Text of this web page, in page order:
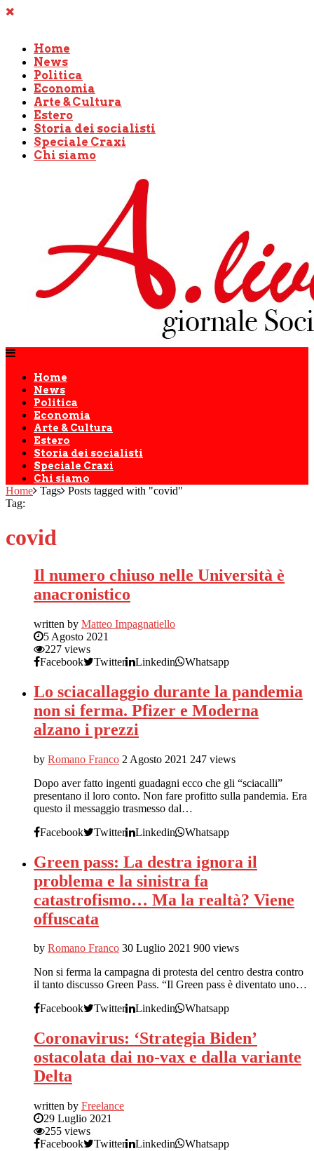
Home
News
Politica
Economia
Arte & Cultura
Estero
Storia dei socialisti
Speciale Craxi
Chi siamo
Home
News
Politica
Economia
Arte & Cultura
Estero
Storia dei socialisti
Speciale Craxi
Chi siamo
Home Tags Posts tagged with "covid"
Tag:
covid
Il numero chiuso nelle Università è
anacronistico
written by Matteo Impagnatiello
5 Agosto 2021
227 views
Facebook
Twitter Linkedin Whatsapp
Lo sciacallaggio durante la pandemia
non si ferma. Pfizer e Moderna
alzano i prezzi
by Romano Franco 2 Agosto 2021 247 views
Dopo aver fatto ingenti guadagni ecco che gli “sciacalli”
presentano il loro conto. Non fare profitto sulla pandemia. Era
questo il messaggio trasmesso dal…
Facebook
Twitter Linkedin Whatsapp
Green pass: La destra ignora il
problema e la sinistra fa
catastrofismo… Ma la realtà? Viene
offuscata
by Romano Franco 30 Luglio 2021 900 views
Non si ferma la campagna di protesta del centro destra contro
il tanto discusso Green Pass. “Il Green pass è diventato uno…
Facebook
Twitter Linkedin Whatsapp
Coronavirus: ‘Strategia Biden’
ostacolata dai no-vax e dalla variante
Delta
written by Freelance
29 Luglio 2021
255 views
Facebook
Twitter Linkedin Whatsapp